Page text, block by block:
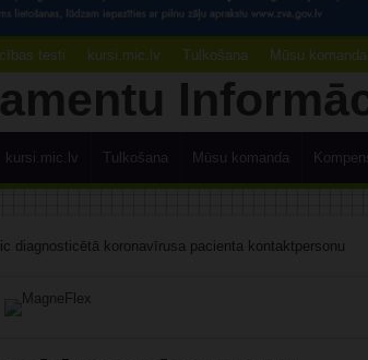
testi kursi.mic.lv Tulkošana Mūsu komanda
kursi.mic.lv Tulkošana Mūsu komanda
diagnosticētā koronavīrusa pacienta kontaktpersonu